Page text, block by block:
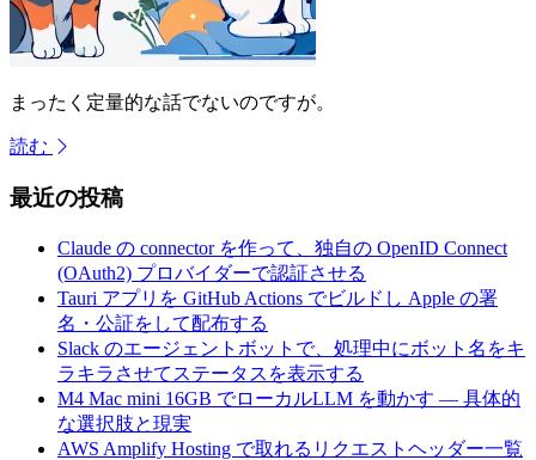
まったく定量的な話でないのですが。
読む
最近の投稿
Claude の connector を作って、独自の OpenID Connect
(OAuth2) プロバイダーで認証させる
Tauri アプリを GitHub Actions でビルドし Apple の署
名・公証をして配布する
Slack のエージェントボットで、処理中にボット名をキ
ラキラさせてステータスを表示する
M4 Mac mini 16GB でローカルLLM を動かす — 具体的
な選択肢と現実
AWS Amplify Hosting で取れるリクエストヘッダー一覧